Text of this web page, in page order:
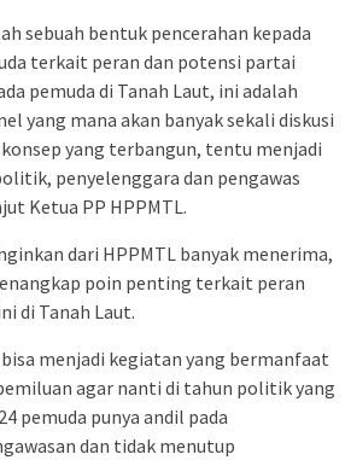
sebuah bentuk pencerahan kepada
terkait peran dan potensi partai
pemuda di Tanah Laut, ini adalah
yang mana akan banyak sekali diskusi
yang terbangun, tentu menjadi
penyelenggara dan pengawas
Ketua PP HPPMTL.
dari HPPMTL banyak menerima,
poin penting terkait peran
di Tanah Laut.
menjadi kegiatan yang bermanfaat
agar nanti di tahun politik yang
pemuda punya andil pada
dan tidak menutup